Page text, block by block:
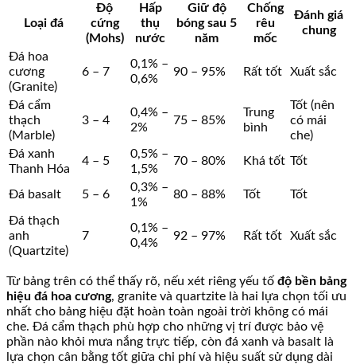
Loại đá
Độ
cứng
(Mohs)
Hấp
thụ
nước
Giữ độ
bóng sau 5
năm
Chống
rêu
mốc
Đánh giá
chung
Đá hoa
cương
(Granite)
6 – 7
0,1% –
0,6%
90 – 95% Rất tốt Xuất sắc
Đá cẩm
thạch
(Marble)
3 – 4
0,4% –
2%
75 – 85%
Trung
bình
Tốt (nên
có mái
che)
Đá xanh
Thanh Hóa
4 – 5
0,5% –
1,5%
70 – 80% Khá tốt Tốt
Đá basalt 5 – 6
0,3% –
1%
80 – 88% Tốt Tốt
Đá thạch
anh
(Quartzite)
7
0,1% –
0,4%
92 – 97% Rất tốt Xuất sắc
Từ bảng trên có thể thấy rõ, nếu xét riêng yếu tố độ bền bảng
hiệu đá hoa cương, granite và quartzite là hai lựa chọn tối ưu
nhất cho bảng hiệu đặt hoàn toàn ngoài trời không có mái
che. Đá cẩm thạch phù hợp cho những vị trí được bảo vệ
phần nào khỏi mưa nắng trực tiếp, còn đá xanh và basalt là
lựa chọn cân bằng tốt giữa chi phí và hiệu suất sử dụng dài